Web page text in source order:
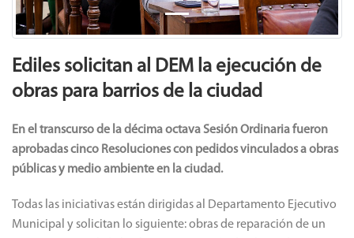
Ediles solicitan al DEM la ejecución de
obras para barrios de la ciudad
En el transcurso de la décima octava Sesión Ordinaria fueron
aprobadas cinco Resoluciones con pedidos vinculados a obras
públicas y medio ambiente en la ciudad.
Todas las iniciativas están dirigidas al Departamento Ejecutivo
Municipal y solicitan lo siguiente: obras de reparación de un